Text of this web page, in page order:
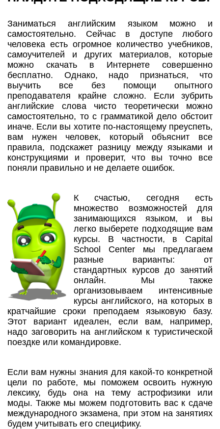
Заниматься английским языком можно и
самостоятельно. Сейчас в доступе любого
человека есть огромное количество учебников,
самоучителей и других материалов, которые
можно скачать в Интернете совершенно
бесплатно. Однако, надо признаться, что
выучить все без помощи опытного
преподавателя крайне сложно. Если зубрить
английские слова чисто теоретически можно
самостоятельно, то с грамматикой дело обстоит
иначе. Если вы хотите по-настоящему преуспеть,
вам нужен человек, который объяснит все
правила, подскажет разницу между языками и
конструкциями и проверит, что вы точно все
поняли правильно и не делаете ошибок.
К счастью, сегодня есть
множество возможностей для
занимающихся языком, и вы
легко выберете подходящие вам
курсы. В частности, в Capital
School Center мы предлагаем
разные варианты: от
стандартных курсов до занятий
онлайн. Мы также
организовываем интенсивные
курсы английского, на которых в
кратчайшие сроки преподаем языковую базу.
Этот вариант идеален, если вам, например,
надо заговорить на английском к туристической
поездке или командировке.
Если вам нужны знания для какой-то конкретной
цели по работе, мы поможем освоить нужную
лексику, будь она на тему астрофизики или
моды. Также мы можем подготовить вас к сдаче
международного экзамена, при этом на занятиях
будем учитывать его специфику.